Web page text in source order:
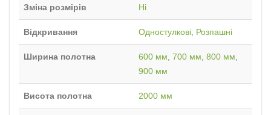
Зміна розмірів Ні
Відкривання Одностулкові, Розпашні
Ширина полотна 600 мм, 700 мм, 800 мм,
900 мм
Висота полотна 2000 мм